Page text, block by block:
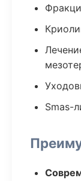
Smas-